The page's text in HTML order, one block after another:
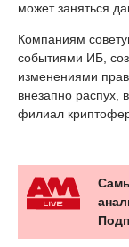
может заняться
Компаниям
событиями ИБ,
изменениями
внезапно распух,
филиал